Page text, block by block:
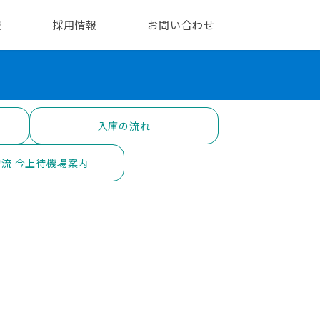
採用情報 お問い合わせ
入庫の流れ
今上待機場案内